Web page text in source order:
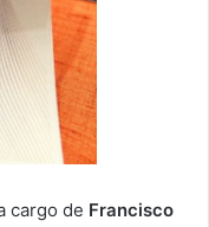
cargo de Francisco